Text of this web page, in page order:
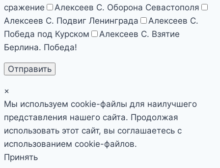
сражение
Алексеев С. Оборона Севастополя
Алексеев С. Подвиг Ленинграда
Алексеев С.
Победа под Курском
Алексеев С. Взятие
Берлина. Победа!
×
Мы используем cookie-файлы для наилучшего
представления нашего сайта. Продолжая
использовать этот сайт, вы соглашаетесь с
использованием cookie-файлов.
Принять